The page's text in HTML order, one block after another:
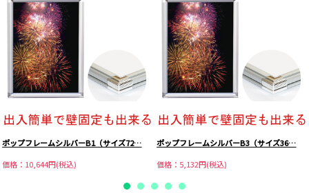
ポップフレームシルバーB1（サイズ72…
価格：10,644円(税込)
ポップフレームシルバーB3（サイズ36…
価格：5,132円(税込)